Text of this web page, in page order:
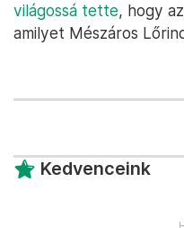
világossá tette, hogy
amilyet Mészáros
Kedvenceink